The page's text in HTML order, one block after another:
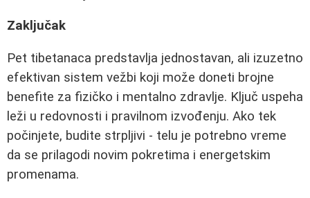
Zaključak
Pet tibetanaca predstavlja jednostavan, ali izuzetno
efektivan sistem vežbi koji može doneti brojne
benefite za fizičko i mentalno zdravlje. Ključ uspeha
leži u redovnosti i pravilnom izvođenju. Ako tek
počinjete, budite strpljivi - telu je potrebno vreme
da se prilagodi novim pokretima i energetskim
promenama.